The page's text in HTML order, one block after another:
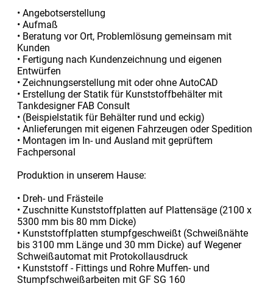
• Angebotserstellung
• Aufmaß
• Beratung vor Ort, Problemlösung gemeinsam mit
Kunden
• Fertigung nach Kundenzeichnung und eigenen
Entwürfen
• Zeichnungserstellung mit oder ohne AutoCAD
• Erstellung der Statik für Kunststoffbehälter mit
Tankdesigner FAB Consult
• (Beispielstatik für Behälter rund und eckig)
• Anlieferungen mit eigenen Fahrzeugen oder Spedition
• Montagen im In- und Ausland mit geprüftem
Fachpersonal
Produktion in unserem Hause:
• Dreh- und Frästeile
• Zuschnitte Kunststoffplatten auf Plattensäge (2100 x
5300 mm bis 80 mm Dicke)
• Kunststoffplatten stumpfgeschweißt (Schweißnähte
bis 3100 mm Länge und 30 mm Dicke) auf Wegener
Schweißautomat mit Protokollausdruck
• Kunststoff - Fittings und Rohre Muffen- und
Stumpfschweißarbeiten mit GF SG 160